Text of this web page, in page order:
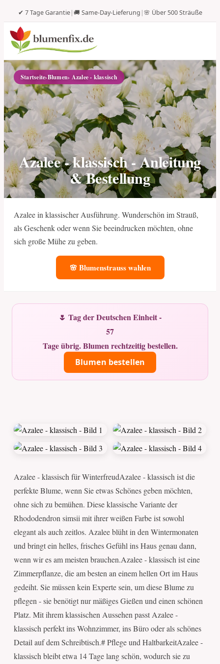
✔ 7 Tage Garantie|🚚 Same-Day-Lieferung |🌸 Über 500 Sträuße
Startseite›Blumen› Azalee - klassisch
Azalee - klassisch - Anleitung
& Bestellung
Azalee in klassischer Ausführung. Wunderschön im Strauß,
als Geschenk oder wenn Sie beeindrucken möchten, ohne
sich große Mühe zu geben.
🌸 Blumenstrauss wahlen
🌷 Tag der Deutschen Einheit -
57
Tage übrig. Blumen rechtzeitig bestellen.
Blumen bestellen
Azalee - klassisch für WinterfreudAzalee - klassisch ist die
perfekte Blume, wenn Sie etwas Schönes geben möchten,
ohne sich zu bemühen. Diese klassische Variante der
Rhododendron simsii mit ihrer weißen Farbe ist sowohl
elegant als auch zeitlos. Azalee blüht in den Wintermonaten
und bringt ein helles, frisches Gefühl ins Haus genau dann,
wenn wir es am meisten brauchen.Azalee - klassisch ist eine
Zimmerpflanze, die am besten an einem hellen Ort im Haus
gedeiht. Sie müssen kein Experte sein, um diese Blume zu
pflegen - sie benötigt nur mäßiges Gießen und einen schönen
Platz. Mit ihrem klassischen Aussehen passt Azalee -
klassisch perfekt ins Wohnzimmer, ins Büro oder als schönes
Detail auf dem Schreibtisch.# Pflege und HaltbarkeitAzalee -
klassisch bleibt etwa 14 Tage lang schön, wodurch sie zu